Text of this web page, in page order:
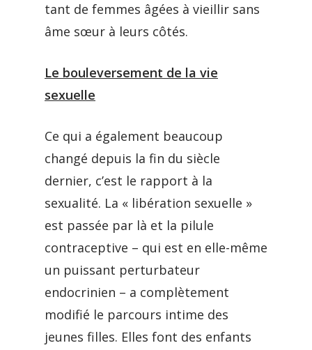
tant de femmes âgées à vieillir sans
âme sœur à leurs côtés.
Le bouleversement de la vie
sexuelle
Ce qui a également beaucoup
changé depuis la fin du siècle
dernier, c’est le rapport à la
sexualité. La « libération sexuelle »
est passée par là et la pilule
contraceptive – qui est en elle-même
un puissant perturbateur
endocrinien – a complètement
modifié le parcours intime des
jeunes filles. Elles font des enfants